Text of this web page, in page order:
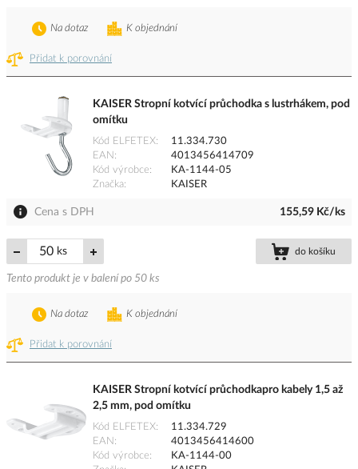
Přidat k porovnání
K objednání
Na dotaz
KAISER Stropní kotvící průchodka s lustrhákem, pod
omítku
Kód ELFETEX
11.334.730
EAN
4013456414709
Kód výrobce
KA-1144-05
Značka
KAISER
Cena s DPH 155,59 Kč/ks
ks do košíku
Tento produkt je v balení po 50 ks
Přidat k porovnání
K objednání
Na dotaz
KAISER Stropní kotvící průchodkapro kabely 1,5 až
2,5 mm, pod omítku
Kód ELFETEX
11.334.729
EAN
4013456414600
Kód výrobce
KA-1144-00